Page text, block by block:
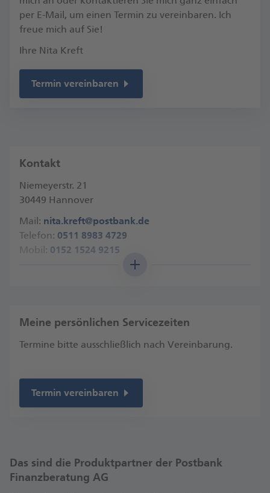
per E-Mail, um einen Termin zu vereinbaren.​ Ich
freue mich auf Sie!​
Ihre Nita Kreft
Termin vereinbaren
Kontakt
Niemeyerstr. 21
30449 Hannover
Mail: nita.kreft@postbank.de
Telefon: 0511 8983 4729
Mobil: 0152 1524 9215
Angaben nach Gewerbeordnung
Anfahrt
Meine persönlichen Servicezeiten
Termine bitte ausschließlich nach Vereinbarung.
Termin vereinbaren
Das sind die Produktpartner der Postbank
Finanzberatung AG